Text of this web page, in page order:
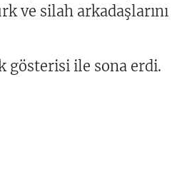
ve silah arkadaşlarını
gösterisi ile sona erdi.